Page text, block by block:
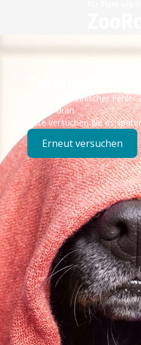
Technisches
Es ist ein technischer Fehler
bereits dran.
Bitte versuchen Sie es
Erneut versuchen